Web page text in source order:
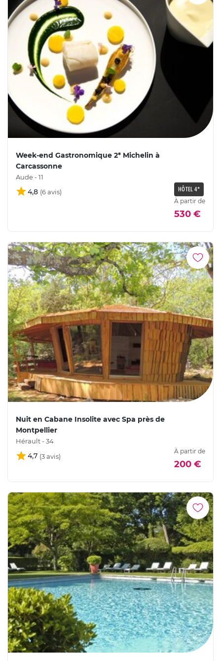
Week-end Gastronomique 2* Michelin à
Carcassonne
Aude - 11
4,8 HÔTEL 4*
À partir de
530 €
Nuit en Cabane Insolite avec Spa près de
Montpellier
Hérault - 34
4,7
À partir de
200 €